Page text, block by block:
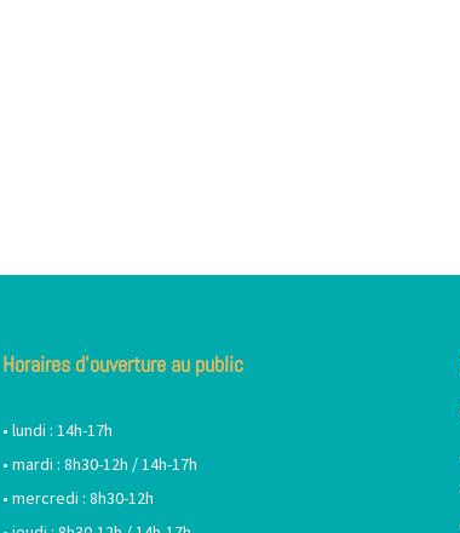
Horaires d’ouverture au public
• lundi : 14h-17h
• mardi : 8h30-12h / 14h-17h
• mercredi : 8h30-12h